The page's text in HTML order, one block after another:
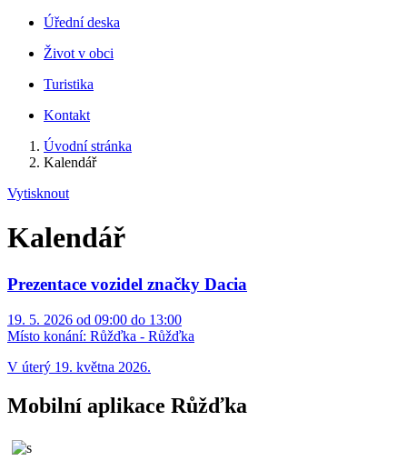
Úřední deska
Život v obci
Turistika
Kontakt
Úvodní stránka
Kalendář
Vytisknout
Kalendář
Prezentace vozidel značky Dacia
19. 5. 2026 od 09:00 do 13:00
Místo konání: Růžďka - Růžďka
V úterý 19. května 2026.
Mobilní aplikace Růžďka